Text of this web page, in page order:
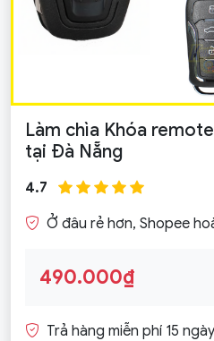
Làm chìa Khóa
tại Đà Nẵng
4.7
Ở đâu rẻ hơn, Shopee
490.000₫
Trả hàng miễn phí 15 ngày